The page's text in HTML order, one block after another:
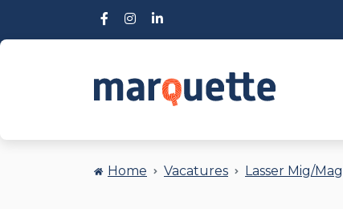
Home Vacatures Lasser Mig/Mag